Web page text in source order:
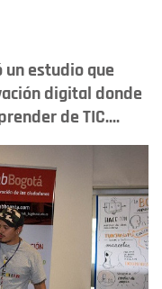
un estudio que
digital donde
de TIC....